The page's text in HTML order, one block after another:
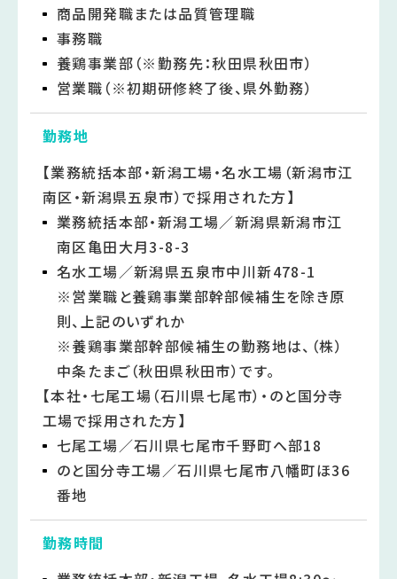
商品開発職または品質管理職
事務職
養鶏事業部（※勤務先：秋田県秋田市）
営業職（※初期研修終了後、県外勤務）
勤務地
【業務統括本部・新潟工場・名水工場（新潟市江
南区・新潟県五泉市）で採用された方】
業務統括本部・新潟工場／新潟県新潟市江
南区亀田大月3-8-3
名水工場／新潟県五泉市中川新478-1
※営業職と養鶏事業部幹部候補生を除き原
則、上記のいずれか
※養鶏事業部幹部候補生の勤務地は、（株）
中条たまご（秋田県秋田市）です。
【本社・七尾工場（石川県七尾市）・のと国分寺
工場で採用された方】
七尾工場／石川県七尾市千野町へ部18
のと国分寺工場／石川県七尾市八幡町ほ36
番地
勤務時間